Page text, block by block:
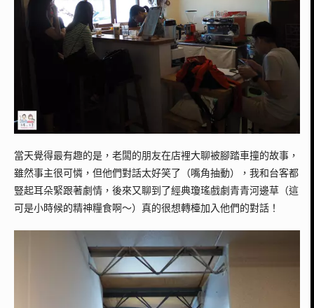
當天覺得最有趣的是，老闆的朋友在店裡大聊被腳踏車撞的故事，
雖然事主很可憐，但他們對話太好笑了（嘴角抽動），我和台客都
豎起耳朵緊跟著劇情，後來又聊到了經典瓊瑤戲劇青青河邊草（這
可是小時候的精神糧食啊～）真的很想轉檯加入他們的對話！